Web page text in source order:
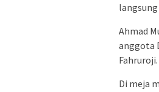
Ahmad
anggota
Fahruroji.
Di meja